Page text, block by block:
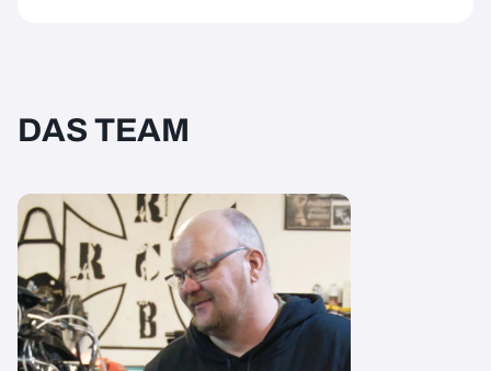
DAS TEAM